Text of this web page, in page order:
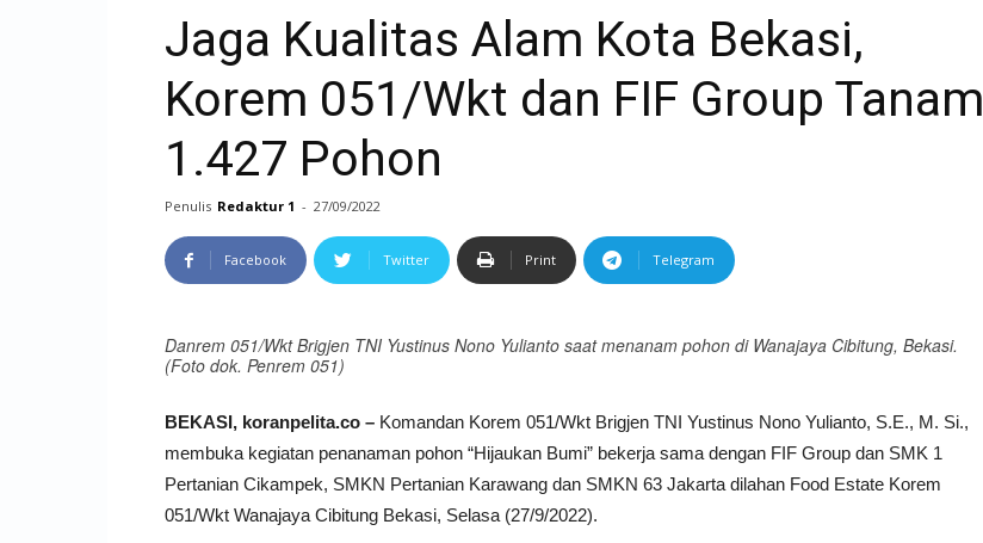
Jaga Kualitas Alam Kota Bekasi,
Korem 051/Wkt dan FIF Group Tanam
1.427 Pohon
Penulis Redaktur 1 - 27/09/2022
Facebook Twitter Print Telegram
Danrem 051/Wkt Brigjen TNI Yustinus Nono Yulianto saat menanam pohon di Wanajaya Cibitung, Bekasi.
(Foto dok. Penrem 051)
BEKASI, koranpelita.co – Komandan Korem 051/Wkt Brigjen TNI Yustinus Nono Yulianto, S.E., M. Si.,
membuka kegiatan penanaman pohon “Hijaukan Bumi” bekerja sama dengan FIF Group dan SMK 1
Pertanian Cikampek, SMKN Pertanian Karawang dan SMKN 63 Jakarta dilahan Food Estate Korem
051/Wkt Wanajaya Cibitung Bekasi, Selasa (27/9/2022).